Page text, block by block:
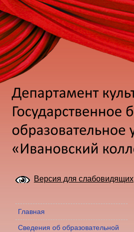
Версия для слабовидящих
Главная
Сведения об образовательной